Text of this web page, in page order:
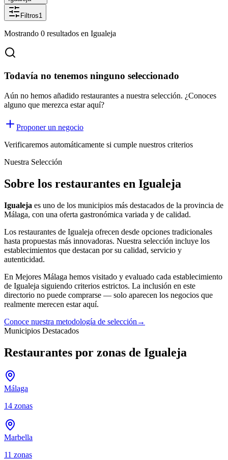
Filtros1
Mostrando 0 resultados en Igualeja
Todavía no tenemos ninguno seleccionado
Aún no hemos añadido restaurantes a nuestra selección. ¿Conoces
alguno que merezca estar aquí?
Proponer un negocio
Verificaremos automáticamente si cumple nuestros criterios
Nuestra Selección
Sobre los restaurantes en Igualeja
Igualeja es uno de los municipios más destacados de la provincia de
Málaga, con una oferta gastronómica variada y de calidad.
Los restaurantes de Igualeja ofrecen desde opciones tradicionales
hasta propuestas más innovadoras. Nuestra selección incluye los
establecimientos que destacan por su calidad, servicio y
autenticidad.
En Mejores Málaga hemos visitado y evaluado cada establecimiento
de Igualeja siguiendo criterios estrictos. La inclusión en este
directorio no puede comprarse — solo aparecen los negocios que
realmente merecen estar aquí.
Conoce nuestra metodología de selección →
Municipios Destacados
Restaurantes por zonas de Igualeja
Málaga
14 zonas
Marbella
11 zonas